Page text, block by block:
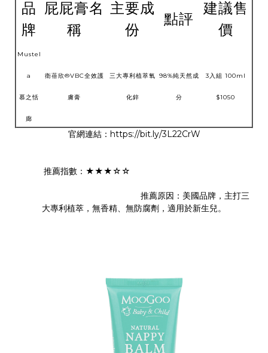
品
牌
屁屁膏名
稱
主要成
份
點評
建議售
價
Mustel
a
慕之恬
廊
衛蓓欣®VBC全效護
膚膏
三大專利植萃氧
化鋅
98%純天然成
分
3入組 100ml
$1050
官網連結：https://bit.ly/3L22CrW
推薦指數：★★★☆☆
推薦原因：美國品牌，主打三
大專利植萃，無香精、無防腐劑，適用於新生兒。